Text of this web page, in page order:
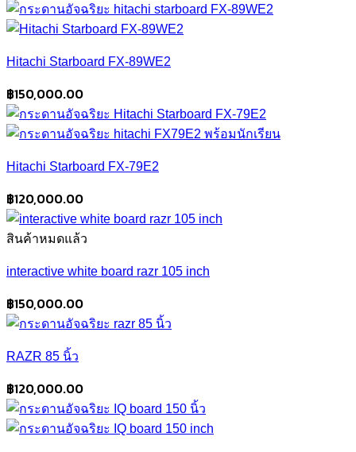
Hitachi Starboard FX-89WE2
฿150,000.00
Hitachi Starboard FX-79E2
฿120,000.00
สินค้าหมดแล้ว
interactive white board razr 105 inch
฿150,000.00
RAZR 85 นิ้ว
฿120,000.00